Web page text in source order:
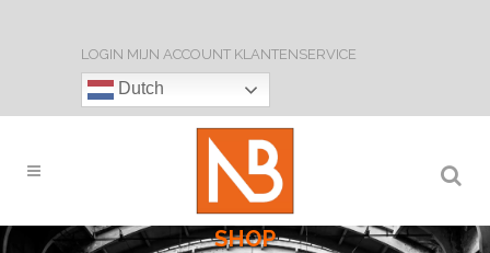
LOGIN MIJN ACCOUNT KLANTENSERVICE
Dutch
SHOP